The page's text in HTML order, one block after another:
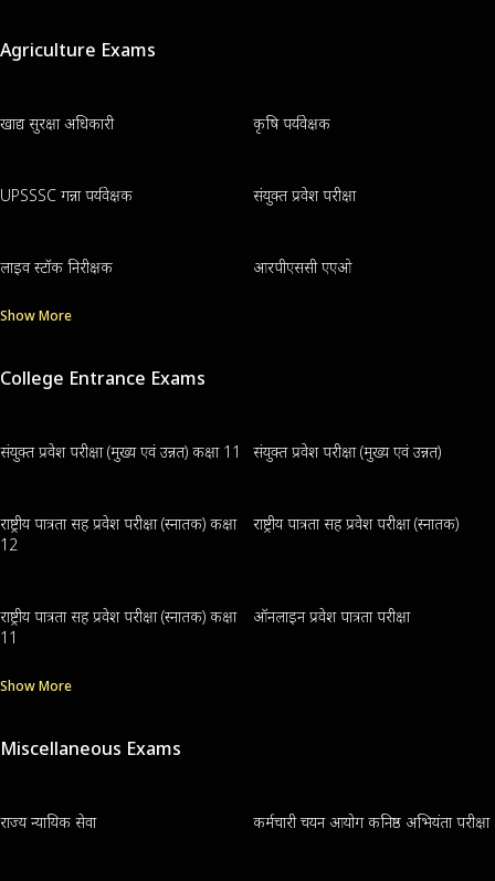
Agriculture Exams
खाद्य सुरक्षा अधिकारी कृषि पर्यवेक्षक
UPSSSC गन्ना पर्यवेक्षक संयुक्त प्रवेश परीक्षा
लाइव स्टॉक निरीक्षक आरपीएससी एएओ
Show More
College Entrance Exams
संयुक्त प्रवेश परीक्षा (मुख्य एवं उन्नत) कक्षा 11 संयुक्त प्रवेश परीक्षा (मुख्य एवं उन्नत)
राष्ट्रीय पात्रता सह प्रवेश परीक्षा (स्नातक) कक्षा
12
राष्ट्रीय पात्रता सह प्रवेश परीक्षा (स्नातक)
राष्ट्रीय पात्रता सह प्रवेश परीक्षा (स्नातक) कक्षा
11
ऑनलाइन प्रवेश पात्रता परीक्षा
Show More
Miscellaneous Exams
राज्य न्यायिक सेवा कर्मचारी चयन आयोग कनिष्ठ अभियंता परीक्षा